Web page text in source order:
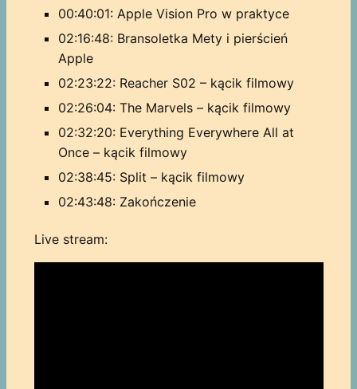
00:40:01: Apple Vision Pro w praktyce
02:16:48: Bransoletka Mety i pierścień
Apple
02:23:22: Reacher S02 – kącik filmowy
02:26:04: The Marvels – kącik filmowy
02:32:20: Everything Everywhere All at
Once – kącik filmowy
02:38:45: Split – kącik filmowy
02:43:48: Zakończenie
Live stream: